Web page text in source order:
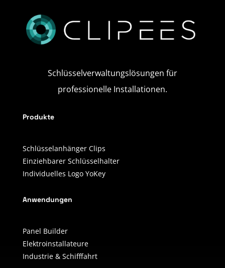
Schlüsselverwaltungslösungen für
professionelle Installationen.
Produkte
Schlüsselanhänger Clips
Einziehbarer Schlüsselhalter
Individuelles Logo YoKey
Anwendungen
Panel Builder
Elektroinstallateure
Industrie & Schifffahrt